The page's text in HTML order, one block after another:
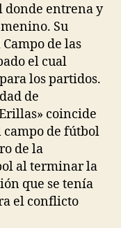
donde entrena y
Su
de las
el cual
los partidos.
de
coincide
campo de fútbol
de la
al terminar la
que se tenía
el conflicto